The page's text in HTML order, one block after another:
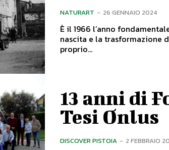
NATURART - 26 GENNAIO 2024
È il 1966 l’anno
nascita e la trasformazione
proprio...
13 anni di
Tesi Onlus
DISCOVER PISTOIA - 2 FEBBRAIO